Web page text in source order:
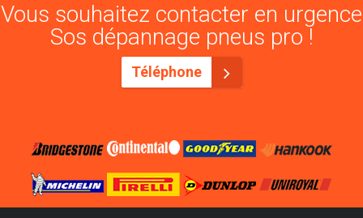
Vous souhaitez contacter en urgence
Sos dépannage pneus pro !
Téléphone